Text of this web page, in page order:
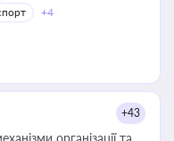
+4
+43
організації та